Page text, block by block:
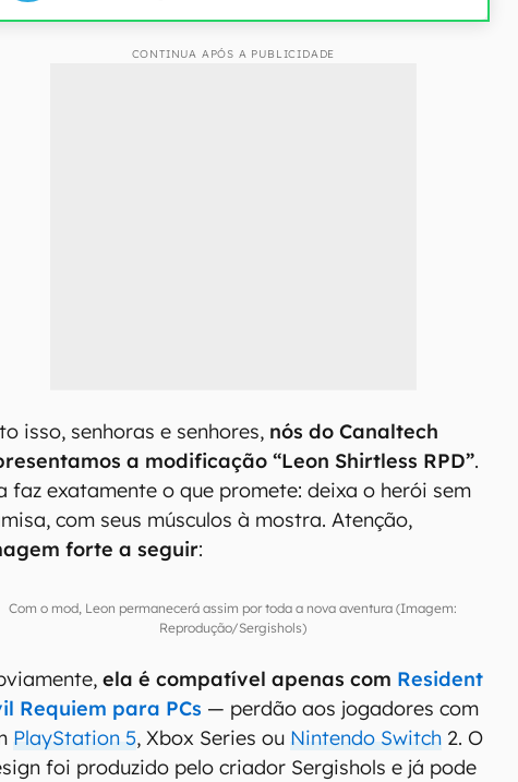
CONTINUA APÓS A PUBLICIDADE
isso, senhoras e senhores, nós do Canaltech
a modificação “Leon Shirtless RPD”.
faz exatamente o que promete: deixa o herói sem
com seus músculos à mostra. Atenção,
forte a seguir:
Com o mod, Leon permanecerá assim por toda a nova aventura (Imagem:
Reprodução/Sergishols)
ela é compatível apenas com Resident
Requiem para PCs — perdão aos jogadores com
PlayStation 5, Xbox Series ou Nintendo Switch 2. O
foi produzido pelo criador Sergishols e já pode